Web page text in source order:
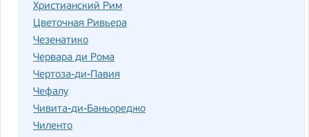
Христианский Рим
Цветочная Ривьера
Чезенатико
Червара ди Рома
Чертоза-ди-Павия
Чефалу
Чивита-ди-Баньореджо
Чиленто